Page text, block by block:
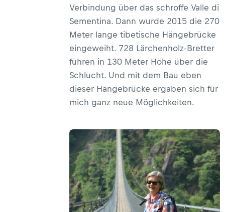
Verbindung über das schroffe Valle di
Sementina. Dann wurde 2015 die 270
Meter lange tibetische Hängebrücke
eingeweiht. 728 Lärchenholz-Bretter
führen in 130 Meter Höhe über die
Schlucht. Und mit dem Bau eben
dieser Hängebrücke ergaben sich für
mich ganz neue Möglichkeiten.